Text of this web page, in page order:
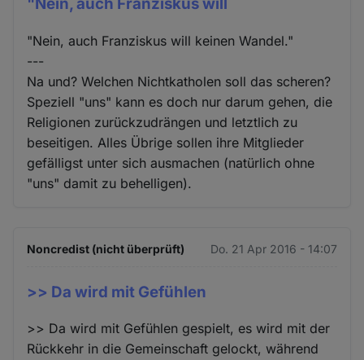
"Nein, auch Franziskus will keinen Wandel."
---
Na und? Welchen Nichtkatholen soll das scheren?
Speziell "uns" kann es doch nur darum gehen, die
Religionen zurückzudrängen und letztlich zu
beseitigen. Alles Übrige sollen ihre Mitglieder
gefälligst unter sich ausmachen (natürlich ohne
"uns" damit zu behelligen).
Noncredist (nicht überprüft) Do. 21 Apr 2016 - 14:07
>> Da wird mit Gefühlen
>> Da wird mit Gefühlen gespielt, es wird mit der
Rückkehr in die Gemeinschaft gelockt, während